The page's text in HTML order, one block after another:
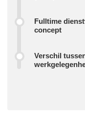
Fulltime
concept
Verschil